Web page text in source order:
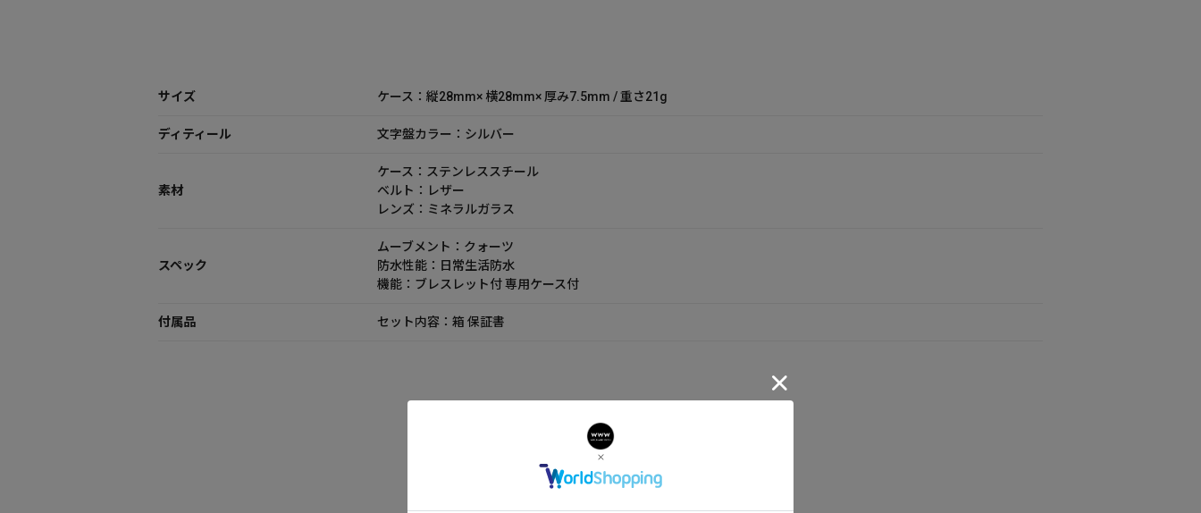
サイズ ケース：縦28mm× 横28mm× 厚み7.5mm / 重さ21g
ディティール 文字盤カラー：シルバー
素材
ケース：ステンレススチール
ベルト：レザー
レンズ：ミネラルガラス
スペック
ムーブメント：クォーツ
防水性能：日常生活防水
機能：ブレスレット付 専用ケース付
付属品 セット内容：箱 保証書